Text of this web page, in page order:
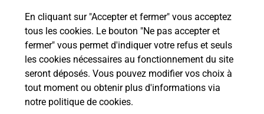
En cliquant sur "Accepter et fermer" vous acceptez
tous les cookies. Le bouton "Ne pas accepter et
fermer" vous permet d'indiquer votre refus et seuls
les cookies nécessaires au fonctionnement du site
seront déposés. Vous pouvez modifier vos choix à
tout moment ou obtenir plus d'informations via
notre politique de cookies.
Localiser Liste Maine-et-Loire LA CHAPELLE DU GENET